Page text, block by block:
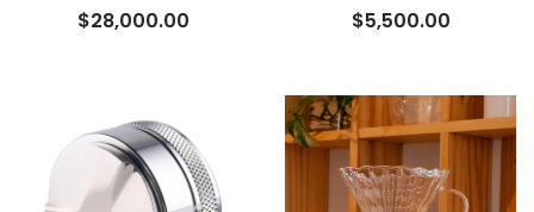
$28,000.00 $5,500.00